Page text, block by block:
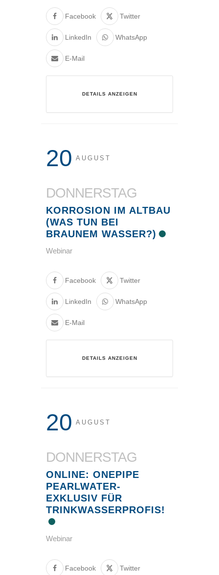
Facebook Twitter
LinkedIn WhatsApp
E-Mail
DETAILS ANZEIGEN
20 AUGUST
DONNERSTAG
KORROSION IM ALTBAU
(WAS TUN BEI
BRAUNEM WASSER?)
Webinar
Facebook Twitter
LinkedIn WhatsApp
E-Mail
DETAILS ANZEIGEN
20 AUGUST
DONNERSTAG
ONLINE: ONEPIPE
PEARLWATER-
EXKLUSIV FÜR
TRINKWASSERPROFIS!
Webinar
Facebook Twitter